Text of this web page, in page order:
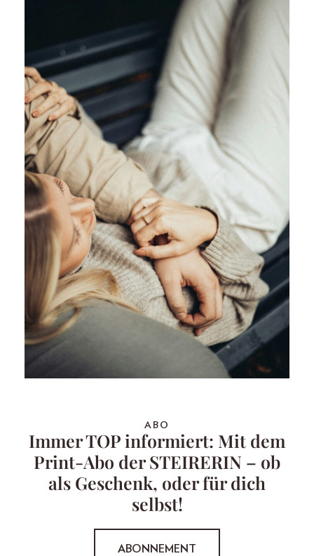
ABO
Immer TOP informiert: Mit dem
Print-Abo der STEIRERIN – ob
als Geschenk, oder für dich
selbst!
ABONNEMENT